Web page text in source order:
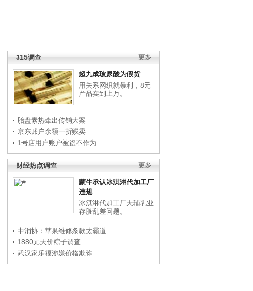
更多
315调查
超九成玻尿酸为假货
用关系网织就暴利，8元
产品卖到上万。
胎盘素热牵出传销大案
京东账户余额一折贱卖
1号店用户账户被盗不作为
更多
财经热点调查
蒙牛承认冰淇淋代加工厂
违规
冰淇淋代加工厂天辅乳业
存脏乱差问题。
中消协：苹果维修条款太霸道
1880元天价粽子调查
武汉家乐福涉嫌价格欺诈